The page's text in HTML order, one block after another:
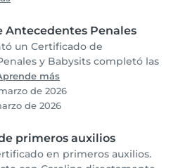
Antecedentes Penales
un Certificado de
y Babysits completó las
más
de 2026
de 2026
primeros auxilios
en primeros auxilios.